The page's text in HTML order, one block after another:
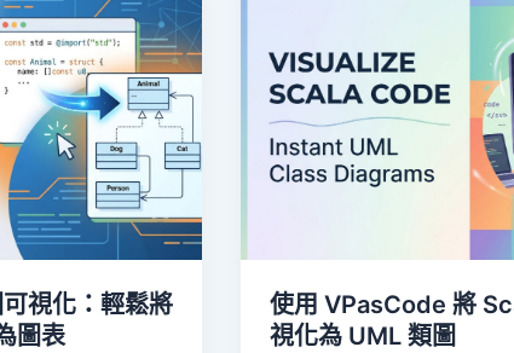
視化：輕鬆將
圖表
使用 VPasCode 將
視化為 UML 類圖